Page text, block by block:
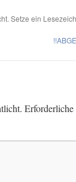
Setze ein